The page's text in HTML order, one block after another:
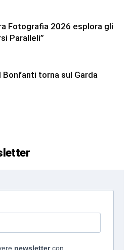
Fotografia 2026 esplora gli
Paralleli”
Bonfanti torna sul Garda